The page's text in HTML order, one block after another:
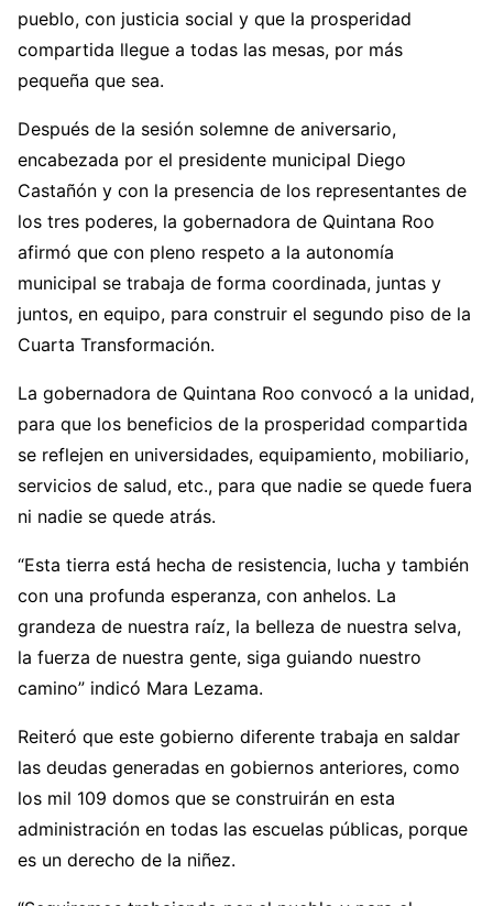
pueblo, con justicia social y que la prosperidad
compartida llegue a todas las mesas, por más
pequeña que sea.
Después de la sesión solemne de aniversario,
encabezada por el presidente municipal Diego
Castañón y con la presencia de los representantes de
los tres poderes, la gobernadora de Quintana Roo
afirmó que con pleno respeto a la autonomía
municipal se trabaja de forma coordinada, juntas y
juntos, en equipo, para construir el segundo piso de la
Cuarta Transformación.
La gobernadora de Quintana Roo convocó a la unidad,
para que los beneficios de la prosperidad compartida
se reflejen en universidades, equipamiento, mobiliario,
servicios de salud, etc., para que nadie se quede fuera
ni nadie se quede atrás.
“Esta tierra está hecha de resistencia, lucha y también
con una profunda esperanza, con anhelos. La
grandeza de nuestra raíz, la belleza de nuestra selva,
la fuerza de nuestra gente, siga guiando nuestro
camino” indicó Mara Lezama.
Reiteró que este gobierno diferente trabaja en saldar
las deudas generadas en gobiernos anteriores, como
los mil 109 domos que se construirán en esta
administración en todas las escuelas públicas, porque
es un derecho de la niñez.